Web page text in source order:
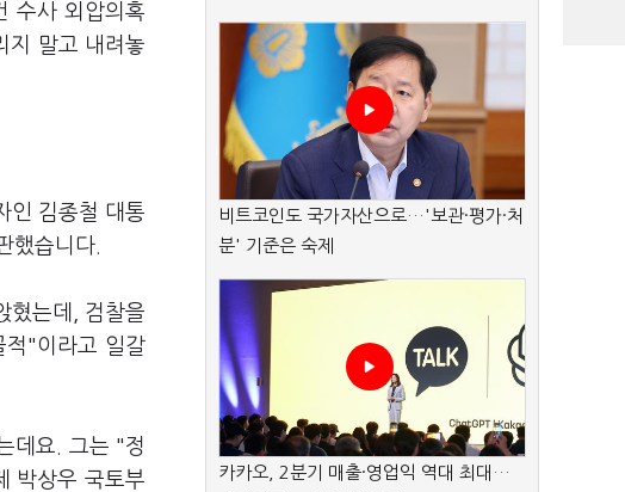
수사 외압의혹
지 말고 내려놓
인 김종철 대통
했습니다.
혔는데, 검찰을
"이라고 일갈
데요. 그는 "정
박상우 국토부
비트코인도 국가자산으로…'보관·평가·처
분' 기준은 숙제
카카오, 2분기 매출·영업익 역대 최대…